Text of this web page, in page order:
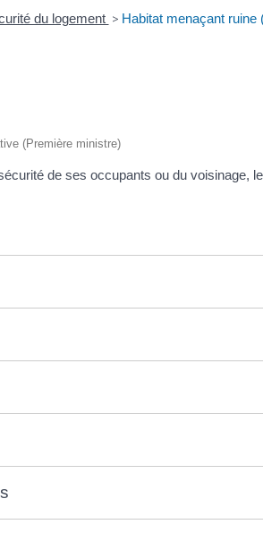
du logement > Habitat menaçant ruine
(Première ministre)
de ses occupants ou du